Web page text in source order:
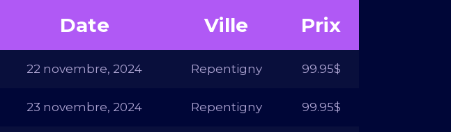
Date Ville Prix
22 novembre, 2024 Repentigny 99.95$
23 novembre, 2024 Repentigny 99.95$